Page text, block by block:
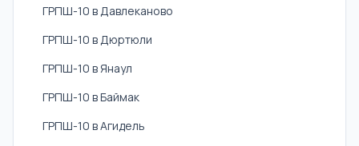
ГРПШ-10 в Давлеканово
ГРПШ-10 в Дюртюли
ГРПШ-10 в Янаул
ГРПШ-10 в Баймак
ГРПШ-10 в Агидель